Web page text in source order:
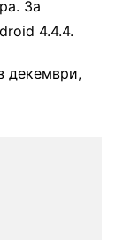
За
4.4.4.
декември,